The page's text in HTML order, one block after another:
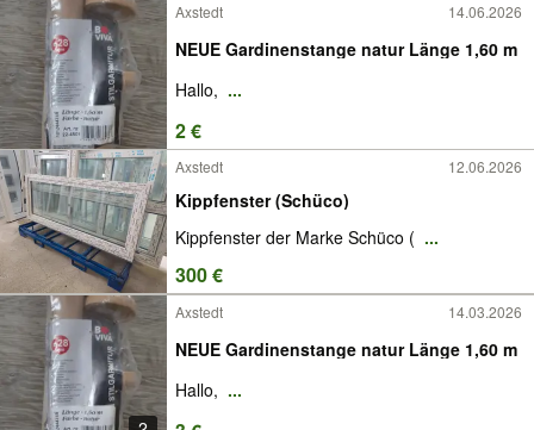
Axstedt 14.06.2026
NEUE Gardinenstange natur Länge 1,60 m
Hallo, ...
2 €
Axstedt 12.06.2026
Kippfenster (Schüco)
Kippfenster der Marke Schüco ( ...
300 €
Axstedt 14.03.2026
NEUE Gardinenstange natur Länge 1,60 m
Hallo, ...